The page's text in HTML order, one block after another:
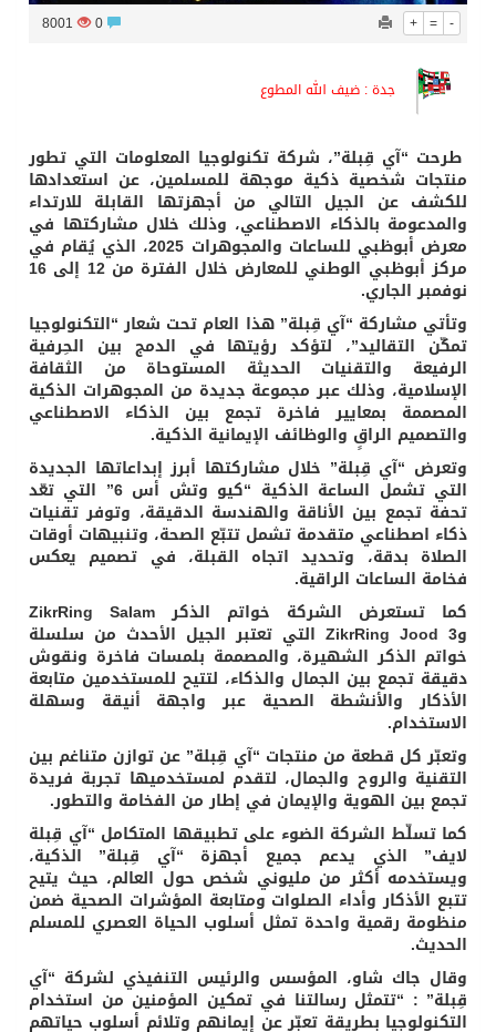
+ = -
8001
جدة : ضيف الله المطوع
طرحت “آي قِبلة”، شركة تكنولوجيا المعلومات التي تطور
منتجات شخصية ذكية موجهة للمسلمين، عن استعدادها
للكشف عن الجيل التالي من أجهزتها القابلة للارتداء
والمدعومة بالذكاء الاصطناعي، وذلك خلال مشاركتها في
معرض أبوظبي للساعات والمجوهرات 2025، الذي يُقام في
مركز أبوظبي الوطني للمعارض خلال الفترة من 12 إلى 16
نوفمبر الجاري.
وتأتي مشاركة “آي قِبلة” هذا العام تحت شعار “التكنولوجيا
تمكّن التقاليد”، لتؤكد رؤيتها في الدمج بين الحِرفية
الرفيعة والتقنيات الحديثة المستوحاة من الثقافة
الإسلامية، وذلك عبر مجموعة جديدة من المجوهرات الذكية
المصممة بمعايير فاخرة تجمع بين الذكاء الاصطناعي
والتصميم الراقٍ والوظائف الإيمانية الذكية.
وتعرض “آي قِبلة” خلال مشاركتها أبرز إبداعاتها الجديدة
التي تشمل الساعة الذكية “كيو وتش أس 6” التي تعّد
تحفة تجمع بين الأناقة والهندسة الدقيقة، وتوفر تقنيات
ذكاء اصطناعي متقدمة تشمل تتبّع الصحة، وتنبيهات أوقات
الصلاة بدقة، وتحديد اتجاه القبلة، في تصميم يعكس
فخامة الساعات الراقية.
كما تستعرض الشركة خواتم الذكر ZikrRing Salam
وZikrRing Jood 3 التي تعتبر الجيل الأحدث من سلسلة
خواتم الذكر الشهيرة، والمصممة بلمسات فاخرة ونقوش
دقيقة تجمع بين الجمال والذكاء، لتتيح للمستخدمين متابعة
الأذكار والأنشطة الصحية عبر واجهة أنيقة وسهلة
الاستخدام.
وتعبّر كل قطعة من منتجات “آي قِبلة” عن توازن متناغم بين
التقنية والروح والجمال، لتقدم لمستخدميها تجربة فريدة
تجمع بين الهوية والإيمان في إطار من الفخامة والتطور.
كما تسلّط الشركة الضوء على تطبيقها المتكامل “آي قِبلة
لايف” الذي يدعم جميع أجهزة “آي قِبلة” الذكية،
ويستخدمه أكثر من مليوني شخص حول العالم، حيث يتيح
تتبع الأذكار وأداء الصلوات ومتابعة المؤشرات الصحية ضمن
منظومة رقمية واحدة تمثل أسلوب الحياة العصري للمسلم
الحديث.
وقال جاك شاو، المؤسس والرئيس التنفيذي لشركة “آي
قِبلة” : “تتمثل رسالتنا في تمكين المؤمنين من استخدام
التكنولوجيا بطريقة تعبّر عن إيمانهم وتلائم أسلوب حياتهم